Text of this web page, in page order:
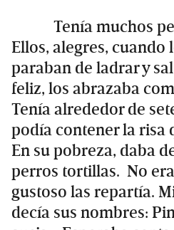
Tenía muchos
Ellos, alegres, cuando
paraban de ladrar y
feliz, los abrazaba
Tenía alrededor de
podía contener la risa
En su pobreza, daba
perros tortillas. No
gustoso las repartía.
decía sus nombres: